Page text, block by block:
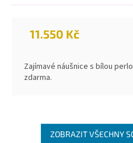
11.550 Kč
Zajímavé náušnice s bílou
zdarma.
ZOBRAZIT VŠECHNY